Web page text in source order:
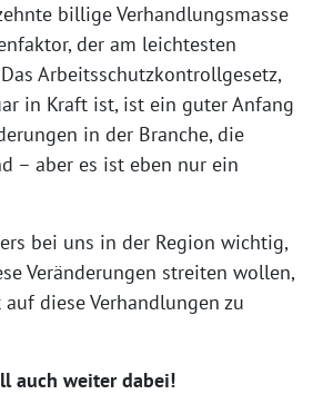
billige Verhandlungsmasse
der am leichtesten
Arbeitsschutzkontrollgesetz,
in Kraft ist, ist ein guter Anfang
in der Branche, die
– aber es ist eben nur ein
bei uns in der Region wichtig,
Veränderungen streiten wollen,
diese Verhandlungen zu
auch weiter dabei!